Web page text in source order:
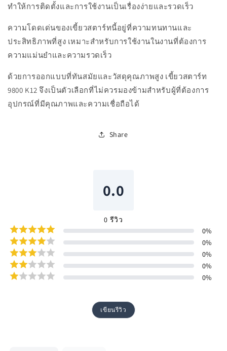
ทำให้การติดตั้งและการใช้งานเป็นเรื่องง่ายและรวดเร็ว
ความโดดเด่นของเขี้ยวสตาร์ทนี้อยู่ที่ความทนทานและ
ประสิทธิภาพที่สูง เหมาะสำหรับการใช้งานในงานที่ต้องการ
ความแม่นยำและความรวดเร็ว
ด้วยการออกแบบที่ทันสมัยและวัสดุคุณภาพสูง เขี้ยวสตาร์ท
9800 K12 จึงเป็นตัวเลือกที่ไม่ควรมองข้ามสำหรับผู้ที่ต้องการ
อุปกรณ์ที่มีคุณภาพและความเชื่อถือได้
Share
0.0
0 รีวิว
0%
0%
0%
0%
0%
เขียนรีวิว